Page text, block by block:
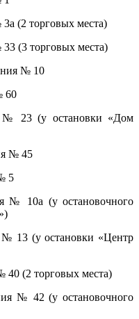
(2 торговых места)
(3 торговых места)
№ 10
60
№ 23 (у остановки «Дом
№ 45
5
№ 10а (у остановочного
13 (у остановки «Центр
40 (2 торговых места)
№ 42 (у остановочного